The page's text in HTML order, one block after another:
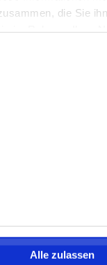
die Sie
Alle zulassen